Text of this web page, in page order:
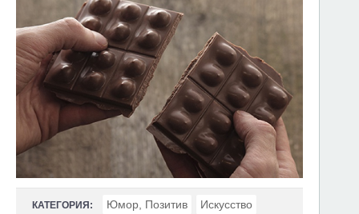
КАТЕГОРИЯ: Юмор, Позитив Искусство